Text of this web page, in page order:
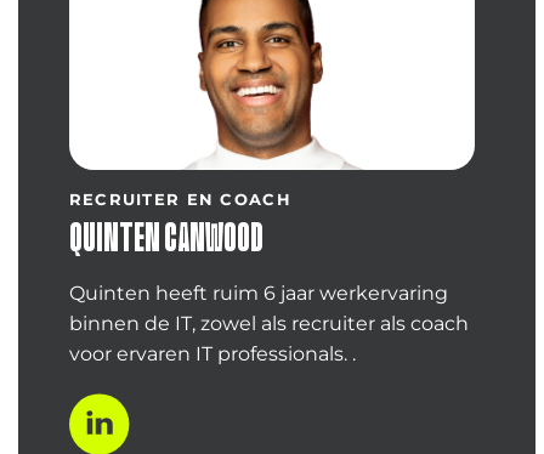
RECRUITER EN COACH
QUINTEN CANWOOD
Quinten heeft ruim 6 jaar werkervaring
binnen de IT, zowel als recruiter als coach
voor ervaren IT professionals. .